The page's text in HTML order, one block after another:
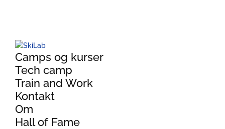
Camps og kurser
Tech camp
Train and Work
Kontakt
Om
Hall of Fame